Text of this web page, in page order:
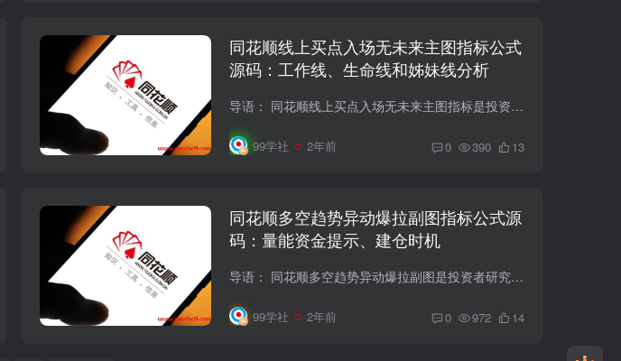
同花顺线上买点入场无未来主图指标公式
源码：工作线、生命线和姊妹线分析
导语： 同花顺线上买点入场无未来主图指标是投资者在股市中进行技术分析时常用的工具之一，通过分析工作线、生命线和姊妹线等指标，可以更好地把握市场走势，提高交易决策的准确性。本文将深入...
99学社 2年前 0 390 13
同花顺多空趋势异动爆拉副图指标公式源
码：量能资金提示、建仓时机
导语： 同花顺多空趋势异动爆拉副图是投资者研究市场行情的重要工具之一。本文将深入解析该指标的计算方法和应用场景，重点关注多空趋势的判断以及量能资金提示，为投资者提供清晰的操作策略和...
99学社 2年前 0 972 14